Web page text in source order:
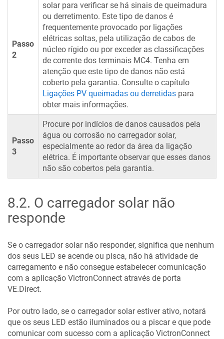
Passo
2
solar para verificar se há sinais de queimadura
ou derretimento. Este tipo de danos é
frequentemente provocado por ligações
elétricas soltas, pela utilização de cabos de
núcleo rígido ou por exceder as classificações
de corrente dos terminais MC4. Tenha em
atenção que este tipo de danos não está
coberto pela garantia. Consulte o capítulo
Ligações PV queimadas ou derretidas para
obter mais informações.
Passo
3
Procure por indícios de danos causados pela
água ou corrosão no carregador solar,
especialmente ao redor da área da ligação
elétrica. É importante observar que esses danos
não são cobertos pela garantia.
8.2. O carregador solar não
responde
Se o carregador solar não responder, significa que nenhum
dos seus LED se acende ou pisca, não há atividade de
carregamento e não consegue estabelecer comunicação
com a aplicação VictronConnect através de porta
VE.Direct.
Por outro lado, se o carregador solar estiver ativo, notará
que os seus LED estão iluminados ou a piscar e que pode
comunicar com sucesso com a aplicação VictronConnect